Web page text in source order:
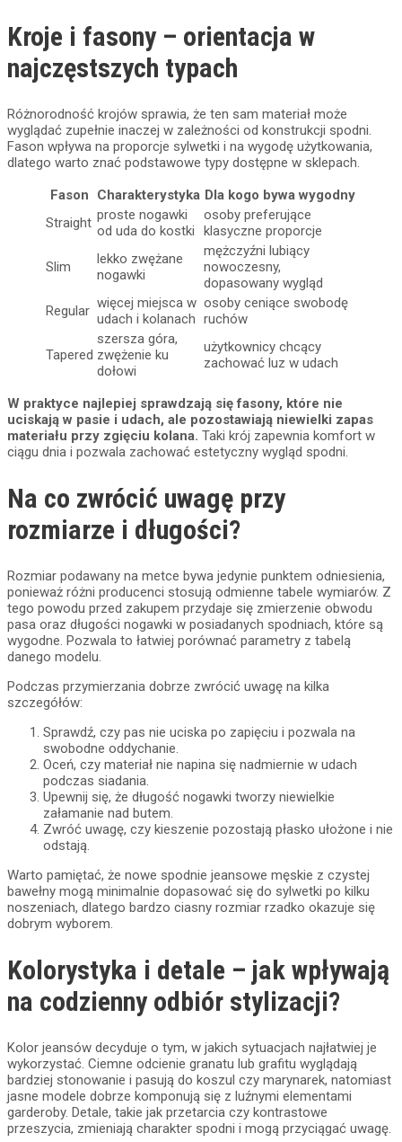
Kroje i fasony – orientacja w
najczęstszych typach
Różnorodność krojów sprawia, że ten sam materiał może
wyglądać zupełnie inaczej w zależności od konstrukcji spodni.
Fason wpływa na proporcje sylwetki i na wygodę użytkowania,
dlatego warto znać podstawowe typy dostępne w sklepach.
Fason
Charakterystyka Dla kogo bywa wygodny
Straight proste nogawki
od uda do kostki
osoby preferujące
klasyczne proporcje
Slim
lekko zwężane
nogawki
mężczyźni lubiący
nowoczesny,
dopasowany wygląd
Regular więcej miejsca w
udach i kolanach
osoby ceniące swobodę
ruchów
Tapered
szersza góra,
zwężenie ku
dołowi
użytkownicy chcący
zachować luz w udach
W praktyce najlepiej sprawdzają się fasony, które nie
uciskają w pasie i udach, ale pozostawiają niewielki zapas
materiału przy zgięciu kolana. Taki krój zapewnia komfort w
ciągu dnia i pozwala zachować estetyczny wygląd spodni.
Na co zwrócić uwagę przy
rozmiarze i długości?
Rozmiar podawany na metce bywa jedynie punktem odniesienia,
ponieważ różni producenci stosują odmienne tabele wymiarów. Z
tego powodu przed zakupem przydaje się zmierzenie obwodu
pasa oraz długości nogawki w posiadanych spodniach, które są
wygodne. Pozwala to łatwiej porównać parametry z tabelą
danego modelu.
Podczas przymierzania dobrze zwrócić uwagę na kilka
szczegółów:
Sprawdź, czy pas nie uciska po zapięciu i pozwala na
swobodne oddychanie.
Oceń, czy materiał nie napina się nadmiernie w udach
podczas siadania.
Upewnij się, że długość nogawki tworzy niewielkie
załamanie nad butem.
Zwróć uwagę, czy kieszenie pozostają płasko ułożone i nie
odstają.
Warto pamiętać, że nowe spodnie jeansowe męskie z czystej
bawełny mogą minimalnie dopasować się do sylwetki po kilku
noszeniach, dlatego bardzo ciasny rozmiar rzadko okazuje się
dobrym wyborem.
Kolorystyka i detale – jak wpływają
na codzienny odbiór stylizacji?
Kolor jeansów decyduje o tym, w jakich sytuacjach najłatwiej je
wykorzystać. Ciemne odcienie granatu lub grafitu wyglądają
bardziej stonowanie i pasują do koszul czy marynarek, natomiast
jasne modele dobrze komponują się z luźnymi elementami
garderoby. Detale, takie jak przetarcia czy kontrastowe
przeszycia, zmieniają charakter spodni i mogą przyciągać uwagę.